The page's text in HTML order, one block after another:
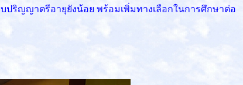
ปริญญาตรีอายุยังน้อย พร้อมเพิ่มทางเลือกในการศึกษาต่อ